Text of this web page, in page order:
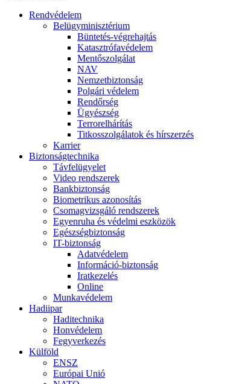
Rendvédelem
Belügyminisztérium
Büntetés-végrehajtás
Katasztrófavédelem
Mentőszolgálat
NAV
Nemzetbiztonság
Polgári védelem
Rendőrség
Ügyészség
Terrorelhárítás
Titkosszolgálatok és hírszerzés
Karrier
Biztonságtechnika
Távfelügyelet
Video rendszerek
Bankbiztonság
Biometrikus azonosítás
Csomagvizsgáló rendszerek
Egyenruha és védelmi eszközök
Egészségbiztonság
IT-biztonság
Adatvédelem
Információ-biztonság
Iratkezelés
Online
Munkavédelem
Hadiipar
Haditechnika
Honvédelem
Fegyverkezés
Külföld
ENSZ
Európai Unió